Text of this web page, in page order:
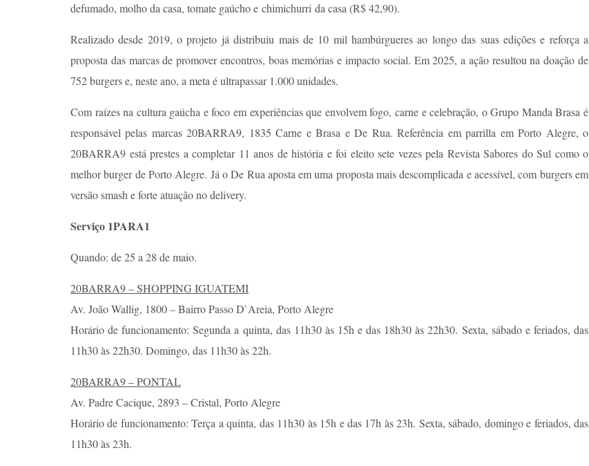
defumado, molho da casa, tomate gaúcho e chimichurri da casa (R$ 42,90).
Realizado desde 2019, o projeto já distribuiu mais de 10 mil hambúrgueres ao longo das suas edições e reforça a
proposta das marcas de promover encontros, boas memórias e impacto social. Em 2025, a ação resultou na doação de
752 burgers e, neste ano, a meta é ultrapassar 1.000 unidades.
Com raízes na cultura gaúcha e foco em experiências que envolvem fogo, carne e celebração, o Grupo Manda Brasa é
responsável pelas marcas 20BARRA9, 1835 Carne e Brasa e De Rua. Referência em parrilla em Porto Alegre, o
20BARRA9 está prestes a completar 11 anos de história e foi eleito sete vezes pela Revista Sabores do Sul como o
melhor burger de Porto Alegre. Já o De Rua aposta em uma proposta mais descomplicada e acessível, com burgers em
versão smash e forte atuação no delivery.
Serviço 1PARA1
Quando: de 25 a 28 de maio.
20BARRA9 – SHOPPING IGUATEMI
Av. João Wallig, 1800 – Bairro Passo D`Areia, Porto Alegre
Horário de funcionamento: Segunda a quinta, das 11h30 às 15h e das 18h30 às 22h30. Sexta, sábado e feriados, das
11h30 às 22h30. Domingo, das 11h30 às 22h.
20BARRA9 – PONTAL
Av. Padre Cacique, 2893 – Cristal, Porto Alegre
Horário de funcionamento: Terça a quinta, das 11h30 às 15h e das 17h às 23h. Sexta, sábado, domingo e feriados, das
11h30 às 23h.